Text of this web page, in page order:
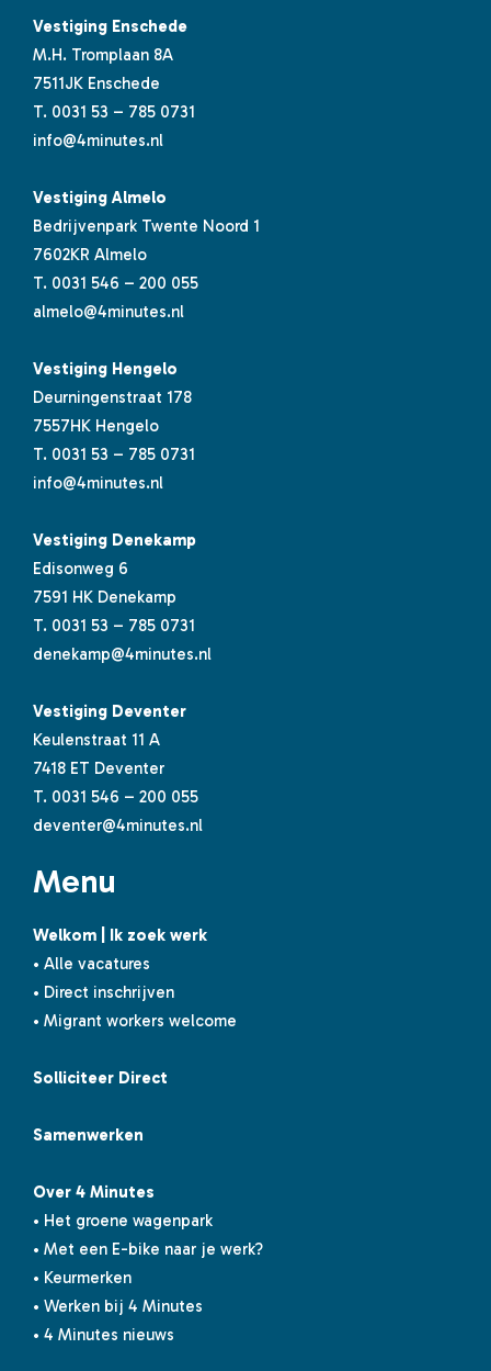
Vestiging Enschede
M.H. Tromplaan 8A
7511JK Enschede
T. 0031 53 – 785 0731
info@4minutes.nl
Vestiging Almelo
Bedrijvenpark Twente Noord 1
7602KR Almelo
T. 0031 546 – 200 055
almelo@4minutes.nl
Vestiging Hengelo
Deurningenstraat 178
7557HK Hengelo
T. 0031 53 – 785 0731
info@4minutes.nl
Vestiging Denekamp
Edisonweg 6
7591 HK Denekamp
T. 0031 53 – 785 0731
denekamp@4minutes.nl
Vestiging Deventer
Keulenstraat 11 A
7418 ET Deventer
T. 0031 546 – 200 055
deventer@4minutes.nl
Menu
Welkom | Ik zoek werk
• Alle vacatures
• Direct inschrijven
• Migrant workers welcome
Solliciteer Direct
Samenwerken
Over 4 Minutes
• Het groene wagenpark
• Met een E-bike naar je werk?
• Keurmerken
• Werken bij 4 Minutes
• 4 Minutes nieuws